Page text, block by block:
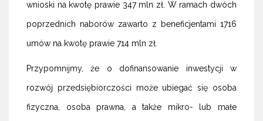
wnioski na kwotę prawie 347 mln zł. W ramach dwóch
poprzednich naborów zawarto z beneficjentami 1716
umów na kwotę prawie 714 mln zł.
Przypomnijmy, że o dofinansowanie inwestycji w
rozwój przedsiębiorczości może ubiegać się osoba
fizyczna, osoba prawna, a także mikro- lub małe